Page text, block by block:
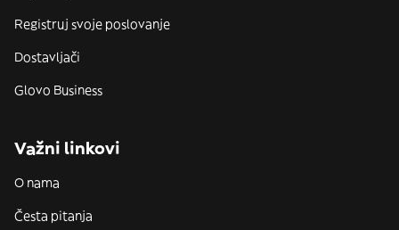
Registruj svoje poslovanje
Dostavljači
Glovo Business
Važni linkovi
O nama
Česta pitanja